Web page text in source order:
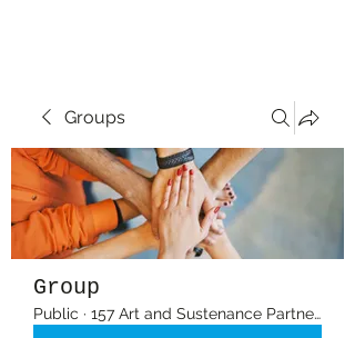
Groups
Group
Public · 157 Art and Sustenance Partners